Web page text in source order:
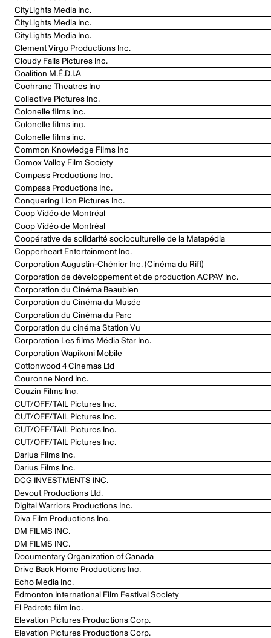
CityLights Media Inc.
CityLights Media Inc.
CityLights Media Inc.
Clement Virgo Productions Inc.
Cloudy Falls Pictures Inc.
Coalition M.É.D.I.A
Cochrane Theatres Inc
Collective Pictures Inc.
Colonelle films inc.
Colonelle films inc.
Colonelle films inc.
Common Knowledge Films Inc
Comox Valley Film Society
Compass Productions Inc.
Compass Productions Inc.
Conquering Lion Pictures Inc.
Coop Vidéo de Montréal
Coop Vidéo de Montréal
Coopérative de solidarité socioculturelle de la Matapédia
Copperheart Entertainment Inc.
Corporation Augustin-Chénier Inc. (Cinéma du Rift)
Corporation de développement et de production ACPAV Inc.
Corporation du Cinéma Beaubien
Corporation du Cinéma du Musée
Corporation du Cinéma du Parc
Corporation du cinéma Station Vu
Corporation Les films Média Star Inc.
Corporation Wapikoni Mobile
Cottonwood 4 Cinemas Ltd
Couronne Nord Inc.
Couzin Films Inc.
CUT/OFF/TAIL Pictures Inc.
CUT/OFF/TAIL Pictures Inc.
CUT/OFF/TAIL Pictures Inc.
CUT/OFF/TAIL Pictures Inc.
Darius Films Inc.
Darius Films Inc.
DCG INVESTMENTS INC.
Devout Productions Ltd.
Digital Warriors Productions Inc.
Diva Film Productions Inc.
DM FILMS INC.
DM FILMS INC.
Documentary Organization of Canada
Drive Back Home Productions Inc.
Echo Media Inc.
Edmonton International Film Festival Society
El Padrote film Inc.
Elevation Pictures Productions Corp.
Elevation Pictures Productions Corp.